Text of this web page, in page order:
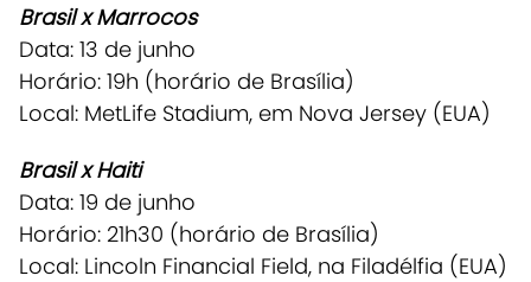
Brasil x Marrocos
Data: 13 de junho
Horário: 19h (horário de Brasília)
Local: MetLife Stadium, em Nova Jersey (EUA)
Brasil x Haiti
Data: 19 de junho
Horário: 21h30 (horário de Brasília)
Local: Lincoln Financial Field, na Filadélfia (EUA)